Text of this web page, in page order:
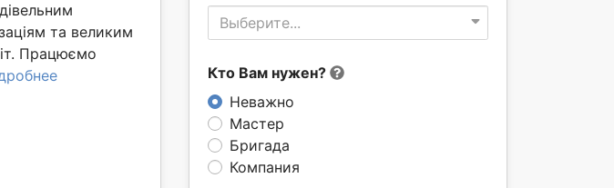
Выберите...
Кто Вам нужен?
Неважно
Мастер
Бригада
Компания
та великим
Працюємо